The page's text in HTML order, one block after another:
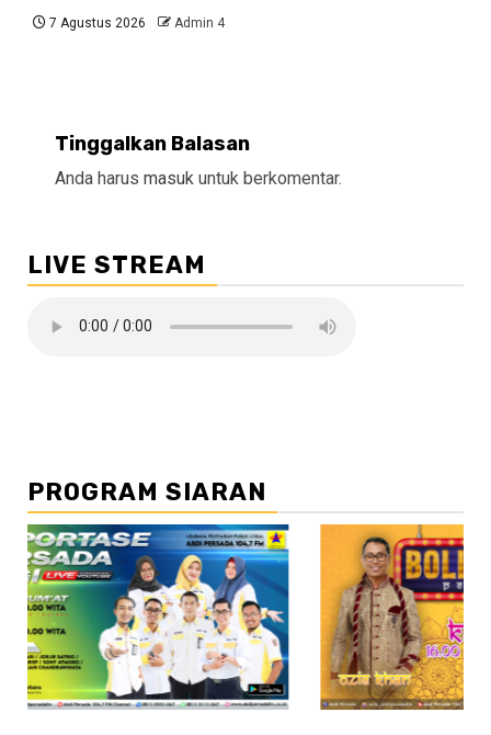
7 Agustus 2026 Admin 4
Tinggalkan Balasan
Anda harus masuk untuk berkomentar.
LIVE STREAM
PROGRAM SIARAN
//2